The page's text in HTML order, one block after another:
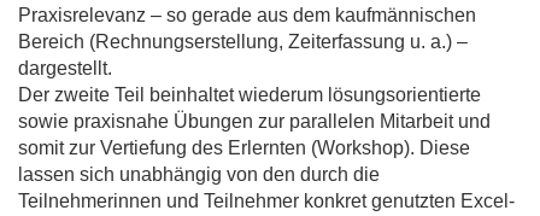
Praxisrelevanz – so gerade aus dem kaufmännischen
Bereich (Rechnungserstellung, Zeiterfassung u. a.) –
dargestellt.
Der zweite Teil beinhaltet wiederum lösungsorientierte
sowie praxisnahe Übungen zur parallelen Mitarbeit und
somit zur Vertiefung des Erlernten (Workshop). Diese
lassen sich unabhängig von den durch die
Teilnehmerinnen und Teilnehmer konkret genutzten Excel-